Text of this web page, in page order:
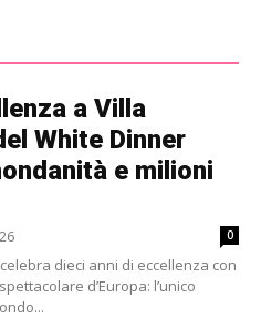
a Villa
White Dinner
e milioni
0
dieci anni di eccellenza con
d’Europa: l’unico